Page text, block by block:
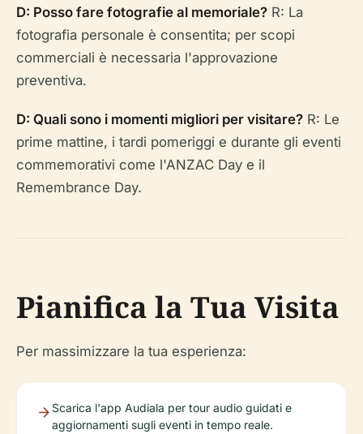
D: Posso fare fotografie al memoriale? R: La
fotografia personale è consentita; per scopi
commerciali è necessaria l'approvazione
preventiva.
D: Quali sono i momenti migliori per visitare? R: Le
prime mattine, i tardi pomeriggi e durante gli eventi
commemorativi come l'ANZAC Day e il
Remembrance Day.
Pianifica la Tua Visita
Per massimizzare la tua esperienza:
Scarica l'app Audiala per tour audio guidati e
aggiornamenti sugli eventi in tempo reale.